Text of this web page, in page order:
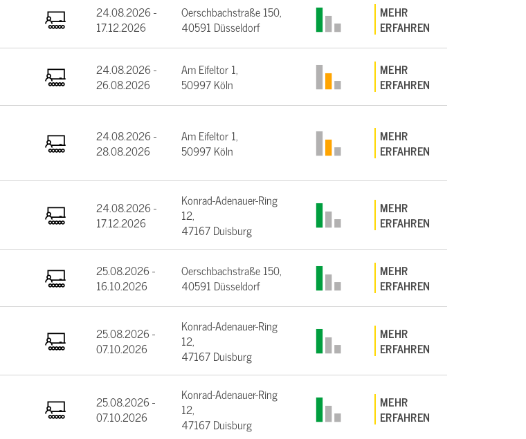
24.08.2026 -
17.12.2026
Oerschbachstraße 150,
40591 Düsseldorf
MEHR
ERFAHREN
24.08.2026 -
26.08.2026
Am Eifeltor 1,
50997 Köln
MEHR
ERFAHREN
24.08.2026 -
28.08.2026
Am Eifeltor 1,
50997 Köln
MEHR
ERFAHREN
24.08.2026 -
17.12.2026
Konrad-Adenauer-Ring
12,
47167 Duisburg
MEHR
ERFAHREN
25.08.2026 -
16.10.2026
Oerschbachstraße 150,
40591 Düsseldorf
MEHR
ERFAHREN
25.08.2026 -
07.10.2026
Konrad-Adenauer-Ring
12,
47167 Duisburg
MEHR
ERFAHREN
25.08.2026 -
07.10.2026
Konrad-Adenauer-Ring
12,
47167 Duisburg
MEHR
ERFAHREN